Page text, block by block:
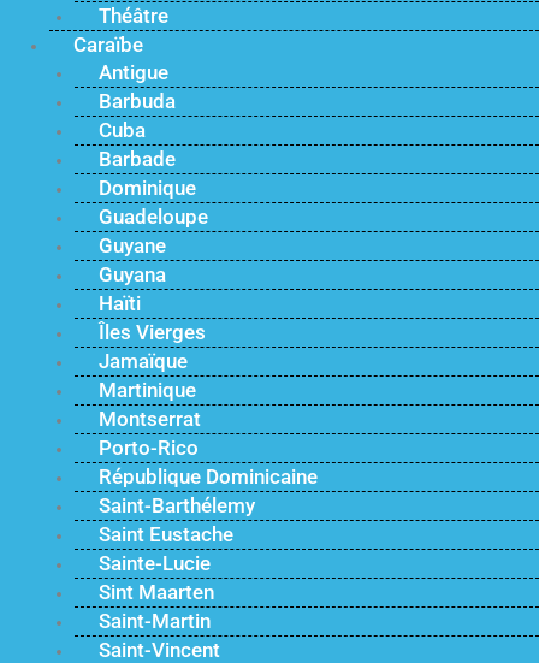
Théâtre
Caraïbe
Antigue
Barbuda
Cuba
Barbade
Dominique
Guadeloupe
Guyane
Guyana
Haïti
Îles Vierges
Jamaïque
Martinique
Montserrat
Porto-Rico
République Dominicaine
Saint-Barthélemy
Saint Eustache
Sainte-Lucie
Sint Maarten
Saint-Martin
Saint-Vincent